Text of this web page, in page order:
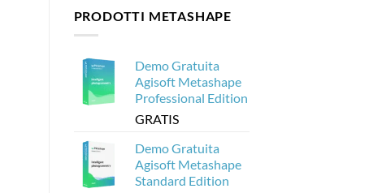
Come
creare
modelli
PRODOTTI METASHAPE
Demo Gratuita
Agisoft Metashape
Professional Edition
GRATIS
Demo Gratuita
Agisoft Metashape
Standard Edition